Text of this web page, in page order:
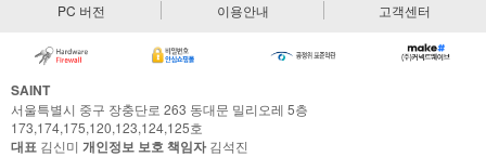
PC 버전 이용안내 고객센터
SAINT
서울특별시 중구 장충단로 263 동대문 밀리오레 5층
173,174,175,120,123,124,125호
대표 김신미 개인정보 보호 책임자김석진